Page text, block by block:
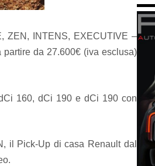
ZEN, INTENS, EXECUTIVE –
da 27.600€ (iva esclusa)
160, dCi 190 e dCi 190 con
il Pick-Up di casa Renault dal